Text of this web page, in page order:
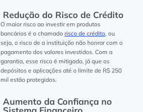
Redução do Risco de Crédito
O maior risco ao investir em produtos
bancários é o chamado risco de crédito, ou
seja, o risco de a instituição não honrar com o
pagamento dos valores investidos. Com a
garantia, esse risco é mitigado, já que os
depósitos e aplicações até o limite de R$ 250
mil estão protegidos.
Aumento da Confiança no